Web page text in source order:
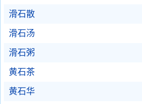
滑石散
滑石汤
滑石粥
黄石茶
黄石华